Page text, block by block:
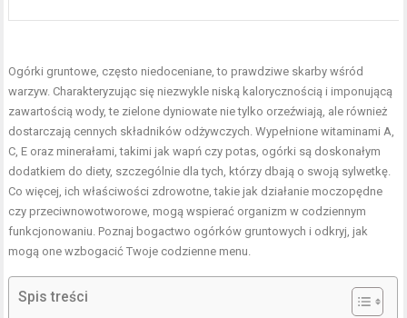
Ogórki gruntowe, często niedoceniane, to prawdziwe skarby wśród
warzyw. Charakteryzując się niezwykle niską kalorycznością i imponującą
zawartością wody, te zielone dyniowate nie tylko orzeźwiają, ale również
dostarczają cennych składników odżywczych. Wypełnione witaminami A,
C, E oraz minerałami, takimi jak wapń czy potas, ogórki są doskonałym
dodatkiem do diety, szczególnie dla tych, którzy dbają o swoją sylwetkę.
Co więcej, ich właściwości zdrowotne, takie jak działanie moczopędne
czy przeciwnowotworowe, mogą wspierać organizm w codziennym
funkcjonowaniu. Poznaj bogactwo ogórków gruntowych i odkryj, jak
mogą one wzbogacić Twoje codzienne menu.
Spis treści